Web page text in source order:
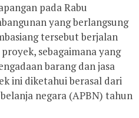
pada Rabu
yang berlangsung
tersebut berjalan
sebagaimana yang
barang dan jasa
ini diketahui berasal dari
negara (APBN) tahun